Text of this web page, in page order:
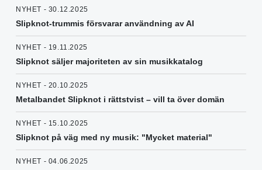
NYHET - 30.12.2025
Slipknot-trummis försvarar användning av AI
NYHET - 19.11.2025
Slipknot säljer majoriteten av sin musikkatalog
NYHET - 20.10.2025
Metalbandet Slipknot i rättstvist – vill ta över domän
NYHET - 15.10.2025
Slipknot på väg med ny musik: "Mycket material"
NYHET - 04.06.2025